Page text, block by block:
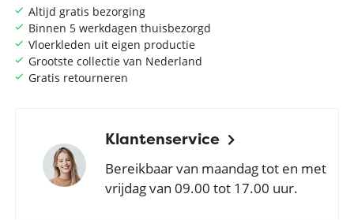
Altijd gratis bezorging
Binnen 5 werkdagen thuisbezorgd
Vloerkleden uit eigen productie
Grootste collectie van Nederland
Gratis retourneren
Klantenservice
Bereikbaar van maandag tot en met
vrijdag van 09.00 tot 17.00 uur.